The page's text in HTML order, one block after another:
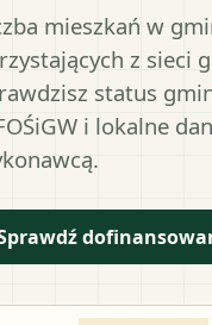
mieszkań w
z sieci
status
i lokalne